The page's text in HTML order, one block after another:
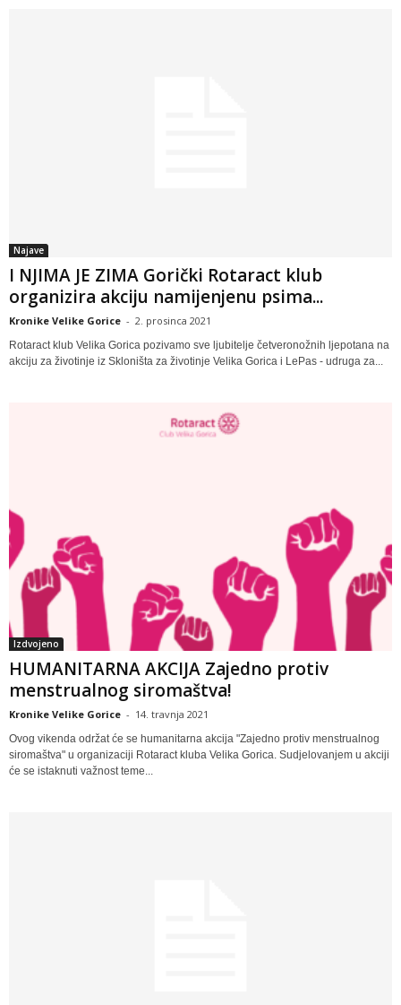
Najave
I NJIMA JE ZIMA Gorički Rotaract klub
organizira akciju namijenjenu psima...
Kronike Velike Gorice - 2. prosinca 2021
Rotaract klub Velika Gorica pozivamo sve ljubitelje četveronožnih ljepotana na
akciju za životinje iz Skloništa za životinje Velika Gorica i LePas - udruga za...
Izdvojeno
HUMANITARNA AKCIJA Zajedno protiv
menstrualnog siromaštva!
Kronike Velike Gorice - 14. travnja 2021
Ovog vikenda održat će se humanitarna akcija "Zajedno protiv menstrualnog
siromaštva" u organizaciji Rotaract kluba Velika Gorica. Sudjelovanjem u akciji
će se istaknuti važnost teme...